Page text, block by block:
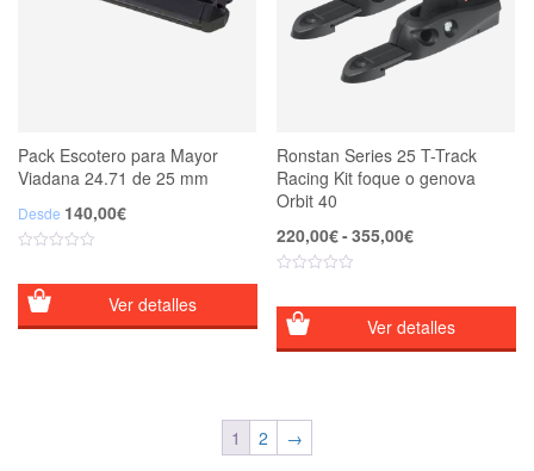
Pack Escotero para Mayor
Viadana 24.71 de 25 mm
Desde 140,00€
Ver detalles
Ronstan Series 25 T-Track
Racing Kit foque o genova
Orbit 40
220,00€-355,00€Rango
desde
220,00€
hasta
Ver detalles
1 2 →